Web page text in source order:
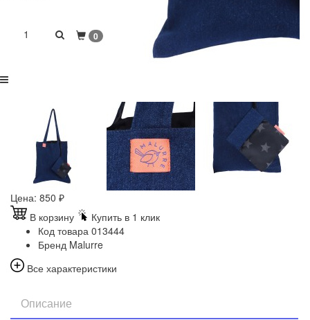
1 0
Цена: 850 ₽
В корзину
Купить в 1 клик
Код товара 013444
Бренд Malurre
Все характеристики
Описание